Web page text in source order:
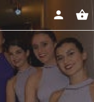
shopping_basket